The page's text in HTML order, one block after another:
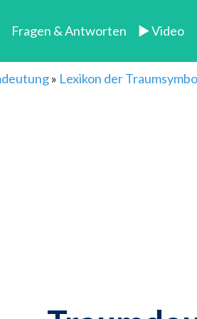
Fragen & Antworten ► Video
» Lexikon der